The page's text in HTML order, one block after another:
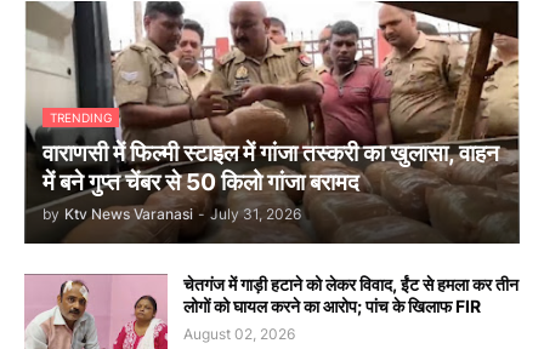
TRENDING
वाराणसी में फिल्मी स्टाइल में गांजा तस्करी का खुलासा, वाहन
में बने गुप्त चेंबर से 50 किलो गांजा बरामद
by Ktv News Varanasi - July 31, 2026
चेतगंज में गाड़ी हटाने को लेकर विवाद, ईंट से हमला कर तीन
लोगों को घायल करने का आरोप; पांच के खिलाफ FIR
August 02, 2026